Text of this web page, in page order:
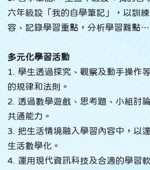
六年級設「我的自學筆記」，以訓
容、記錄學習重點，分析學習難點
多元化學習活動
1. 學生透過探究、觀察及動手操作
的規律和法則。
2. 透過數學遊戲、思考題、小組討
共通能力。
3. 把生活情境融入學習內容中，以
生活數學化。
4. 運用現代資訊科技及合適的學習